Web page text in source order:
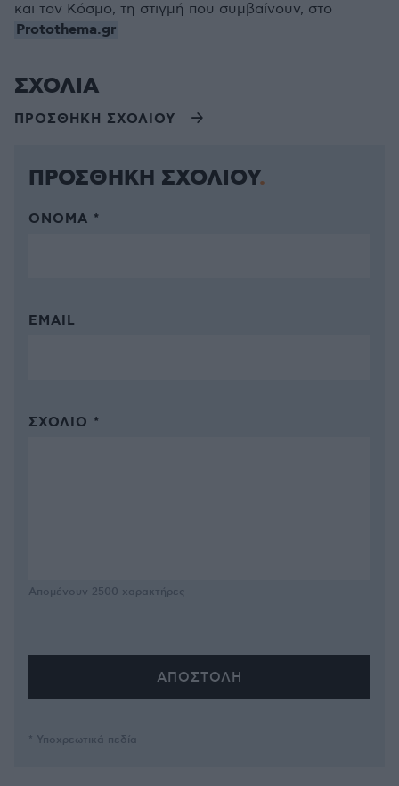
και τον Κόσμο, τη στιγμή που συμβαίνουν, στο
Protothema.gr
ΣΧΟΛΙΑ
ΠΡΟΣΘΗΚΗ ΣΧΟΛΙΟΥ
ΠΡΟΣΘΗΚΗ ΣΧΟΛΙΟΥ
ΌΝΟΜΑ *
EMAIL
ΣΧΌΛΙΟ *
Απομένουν 2500 χαρακτήρες
* Υποχρεωτικά πεδία